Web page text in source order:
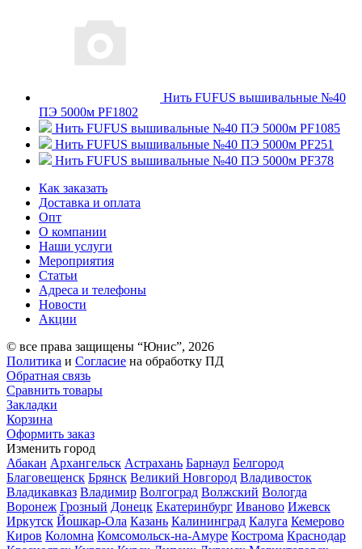
Нить FUFUS вышивальные №40
ПЭ 5000м PF1802
Нить FUFUS вышивальные №40 ПЭ 5000м PF1085
Нить FUFUS вышивальные №40 ПЭ 5000м PF251
Нить FUFUS вышивальные №40 ПЭ 5000м PF378
Как заказать
Доставка и оплата
Опт
О компании
Наши услуги
Мероприятия
Статьи
Адреса и телефоны
Новости
Акции
© все права защищены “Юнис”, 2026
Политика и Согласие на обработку ПД
Обратная связь
Сравнить товары
Закладки
Корзина
Оформить заказ
Изменить город
Абакан Архангельск Астрахань Барнаул Белгород
Благовещенск Брянск Великий Новгород Владивосток
Владикавказ Владимир Волгоград Волжский Вологда
Воронеж Грозный Донецк Екатеринбург Иваново Ижевск
Иркутск Йошкар-Ола Казань Калининград Калуга Кемерово
Киров Коломна Комсомольск-на-Амуре Кострома Краснодар